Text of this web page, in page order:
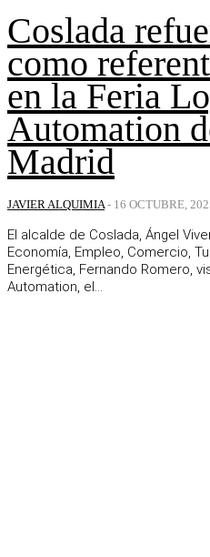
Coslada
como
en la Feria
Automation
Madrid
JAVIER ALQUIMIA - 16 OCTUBRE,
El alcalde de Coslada, Ángel
Economía, Empleo, Comercio,
Energética, Fernando Romero,
Automation, el...